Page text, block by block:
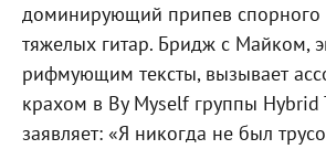
доминирующий припев спорного
тяжелых гитар. Бридж с Майком,
рифмующим тексты, вызывает
крахом в By Myself группы Hybrid
заявляет: «Я никогда не был